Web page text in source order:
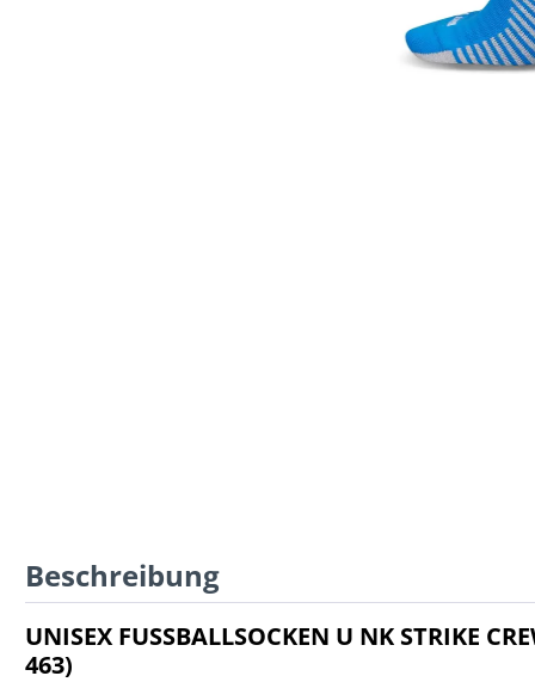
Beschreibung
UNISEX FUSSBALLSOCKEN U NK STRIKE
463)